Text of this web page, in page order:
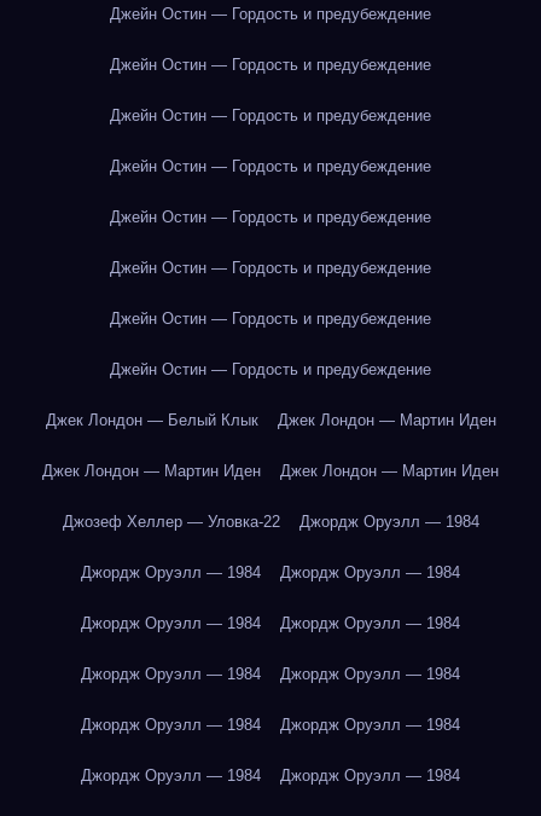
Джейн Остин — Гордость и предубеждение
Джейн Остин — Гордость и предубеждение
Джейн Остин — Гордость и предубеждение
Джейн Остин — Гордость и предубеждение
Джейн Остин — Гордость и предубеждение
Джейн Остин — Гордость и предубеждение
Джейн Остин — Гордость и предубеждение
Джейн Остин — Гордость и предубеждение
Джек Лондон — Белый Клык Джек Лондон — Мартин Иден
Джек Лондон — Мартин Иден Джек Лондон — Мартин Иден
Джозеф Хеллер — Уловка-22 Джордж Оруэлл — 1984
Джордж Оруэлл — 1984 Джордж Оруэлл — 1984
Джордж Оруэлл — 1984 Джордж Оруэлл — 1984
Джордж Оруэлл — 1984 Джордж Оруэлл — 1984
Джордж Оруэлл — 1984 Джордж Оруэлл — 1984
Джордж Оруэлл — 1984 Джордж Оруэлл — 1984